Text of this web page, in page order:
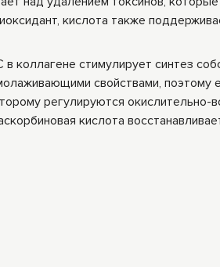
кислота также
стимулирует синтез
свойствами, поэтому
регулируются
кислота